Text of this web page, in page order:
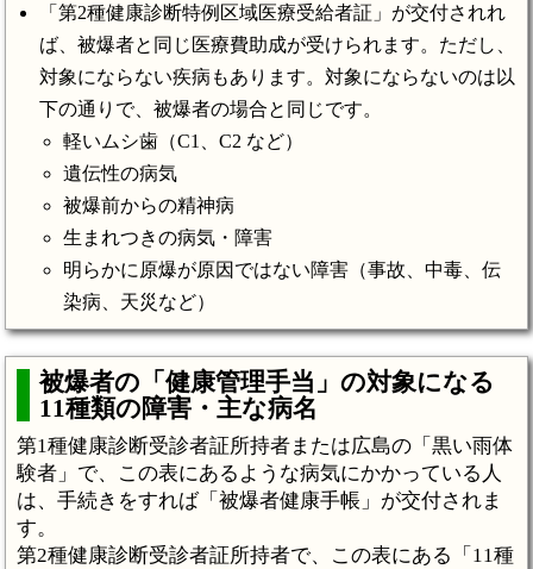
「第2種健康診断特例区域医療受給者証」が交付されれ
ば、被爆者と同じ医療費助成が受けられます。ただし、
対象にならない疾病もあります。対象にならないのは以
下の通りで、被爆者の場合と同じです。
軽いムシ歯（C1、C2 など）
遺伝性の病気
被爆前からの精神病
生まれつきの病気・障害
明らかに原爆が原因ではない障害（事故、中毒、伝
染病、天災など）
被爆者の「健康管理手当」の対象になる
11種類の障害・主な病名
第1種健康診断受診者証所持者または広島の「黒い雨体
験者」で、この表にあるような病気にかかっている人
は、手続きをすれば「被爆者健康手帳」が交付されま
す。
第2種健康診断受診者証所持者で、この表にある「11種